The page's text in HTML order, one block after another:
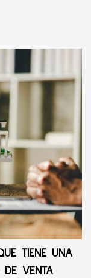
TIENE UNA
DE VENTA